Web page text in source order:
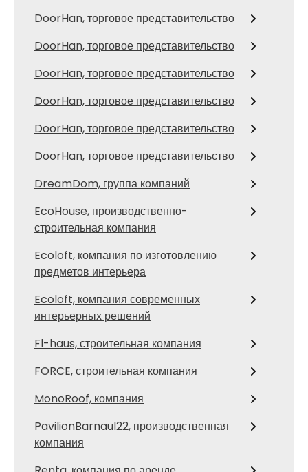
DoorHan, торговое представительство
DoorHan, торговое представительство
DoorHan, торговое представительство
DoorHan, торговое представительство
DoorHan, торговое представительство
DoorHan, торговое представительство
DreamDom, группа компаний
EcoHouse, производственно-
строительная компания
Ecoloft, компания по изготовлению
предметов интерьера
Ecoloft, компания современных
интерьерных решений
Fl-haus, строительная компания
FORCE, строительная компания
MonoRoof, компания
PavilionBarnaul22, производственная
компания